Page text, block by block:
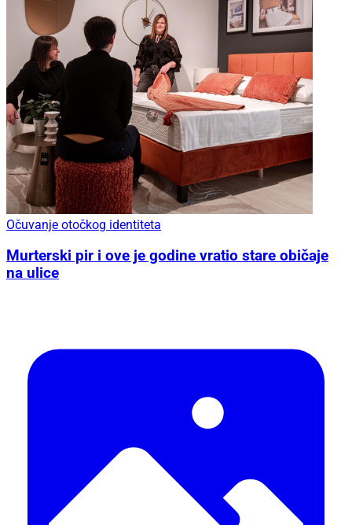
Očuvanje otočkog identiteta
Murterski pir i ove je godine vratio stare običaje
na ulice